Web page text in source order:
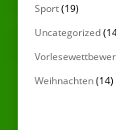
Sport(19)
Uncategorized
Weihnachten(14)